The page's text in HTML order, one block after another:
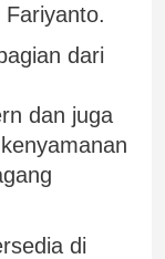
Fariyanto.
dari
dan juga
di